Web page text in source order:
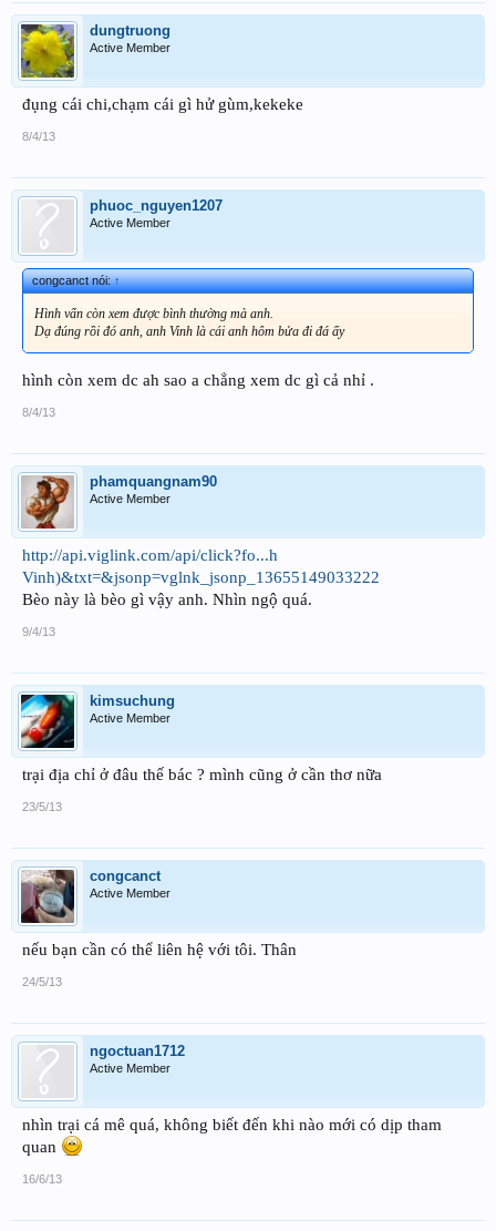
dungtruong
Active Member
đụng cái chi,chạm cái gì hử gùm,kekeke
8/4/13
phuoc_nguyen1207
Active Member
congcanct nói:↑
Hình vẩn còn xem được bình thường mà anh.
Dạ đúng rồi đó anh, anh Vinh là cái anh hôm bửa đi đá ấy
hình còn xem dc ah sao a chẳng xem dc gì cả nhỉ .
8/4/13
phamquangnam90
Active Member
http://api.viglink.com/api/click?fo...h
Vinh)&txt=&jsonp=vglnk_jsonp_13655149033222
Bèo này là bèo gì vậy anh. Nhìn ngộ quá.
9/4/13
kimsuchung
Active Member
trại địa chỉ ở đâu thế bác ? mình cũng ở cần thơ nữa
23/5/13
congcanct
Active Member
nếu bạn cần có thể liên hệ với tôi. Thân
24/5/13
ngoctuan1712
Active Member
nhìn trại cá mê quá, không biết đến khi nào mới có dịp tham
quan
16/6/13